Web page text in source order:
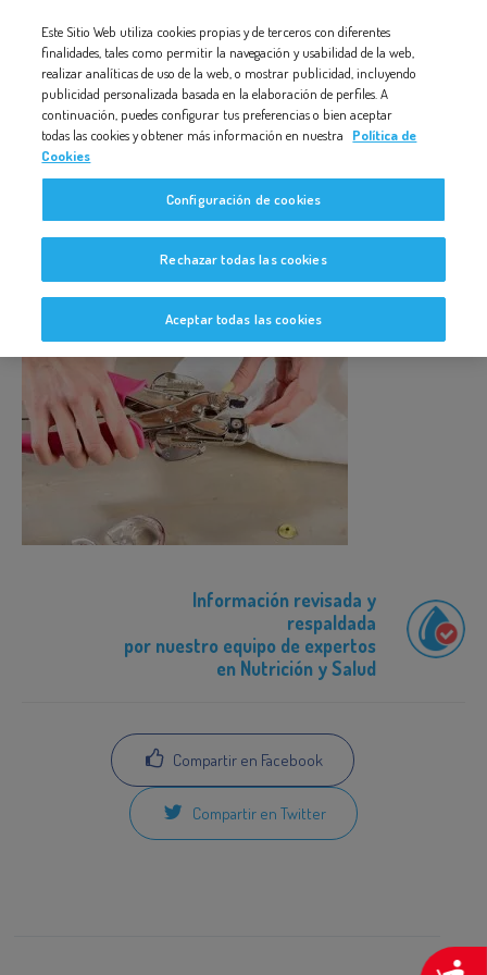
accesibilidad.
3-EN-PLAYA-MANUALIDAD-PASO-A-PASO
3-en-playa-manualidad-paso-a-
paso
Información revisada y
respaldada
por nuestro equipo de expertos
en Nutrición y Salud
Compartir en Facebook
Compartir en Twitter
Este Sitio Web utiliza cookies propias y de terceros con diferentes
finalidades, tales como permitir la navegación y usabilidad de la web,
realizar analíticas de uso de la web, o mostrar publicidad, incluyendo
publicidad personalizada basada en la elaboración de perfiles. A
continuación, puedes configurar tus preferencias o bien aceptar
todas las cookies y obtener más información en nuestra
Política de
Cookies
Configuración de cookies
Rechazar todas las cookies
Aceptar todas las cookies